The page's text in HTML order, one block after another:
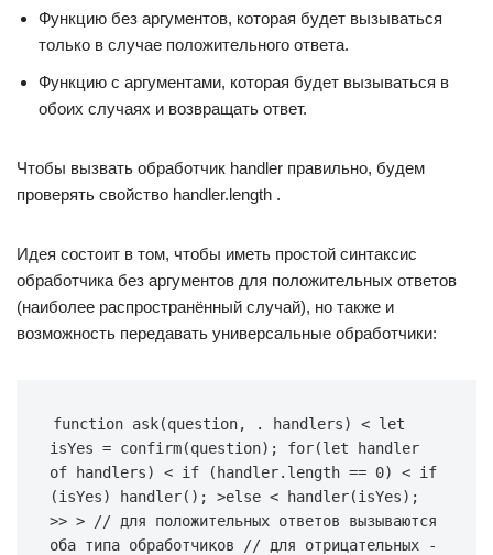
Функцию без аргументов, которая будет вызываться
только в случае положительного ответа.
Функцию с аргументами, которая будет вызываться в
обоих случаях и возвращать ответ.
Чтобы вызвать обработчик handler правильно, будем
проверять свойство handler.length .
Идея состоит в том, чтобы иметь простой синтаксис
обработчика без аргументов для положительных ответов
(наиболее распространённый случай), но также и
возможность передавать универсальные обработчики:
function ask(question, . handlers) < let
isYes = confirm(question); for(let handler
of handlers) < if (handler.length == 0) < if
(isYes) handler(); >else < handler(isYes);
>> > // для положительных ответов вызываются
оба типа обработчиков // для отрицательных -